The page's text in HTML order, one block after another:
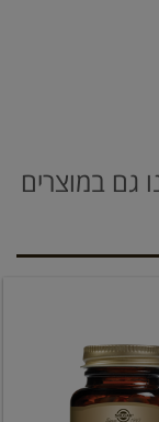
גם במוצרים